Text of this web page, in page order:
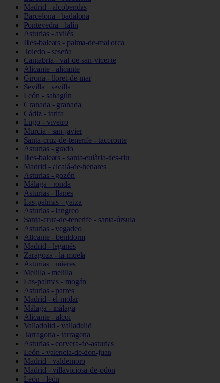
Madrid - alcobendas
Barcelona - badalona
Pontevedra - lalín
Asturias - avilés
Illes-balears - palma-de-mallorca
Toledo - seseña
Cantabria - val-de-san-vicente
Alicante - alicante
Girona - lloret-de-mar
Sevilla - sevilla
León - sahagún
Granada - granada
Cádiz - tarifa
Lugo - viveiro
Murcia - san-javier
Santa-cruz-de-tenerife - tacoronte
Asturias - grado
Illes-balears - santa-eulària-des-riu
Madrid - alcalá-de-henares
Asturias - gozón
Málaga - ronda
Asturias - llanes
Las-palmas - yaiza
Asturias - langreo
Santa-cruz-de-tenerife - santa-úrsula
Asturias - vegadeo
Alicante - benidorm
Madrid - leganés
Zaragoza - la-muela
Asturias - mieres
Melilla - melilla
Las-palmas - mogán
Asturias - parres
Madrid - el-molar
Málaga - málaga
Alicante - alcoi
Valladolid - valladolid
Tarragona - tarragona
Asturias - corvera-de-asturias
León - valencia-de-don-juan
Madrid - valdemoro
Madrid - villaviciosa-de-odón
León - león